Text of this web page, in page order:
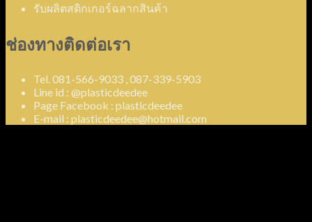
รับผลิตสติกเกอร์ฉลากสินค้า
ช่องทางติดต่อเรา
Tel. 081-566-9033 , 087-339-5903
Line id : @plasticdeedee
Page Facebook : plasticdeedee
E-mail : plasticdeedee@hotmail.com